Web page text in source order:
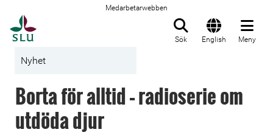
Medarbetarwebben
Sök English Meny
Nyhet
Borta för alltid – radioserie om
utdöda djur